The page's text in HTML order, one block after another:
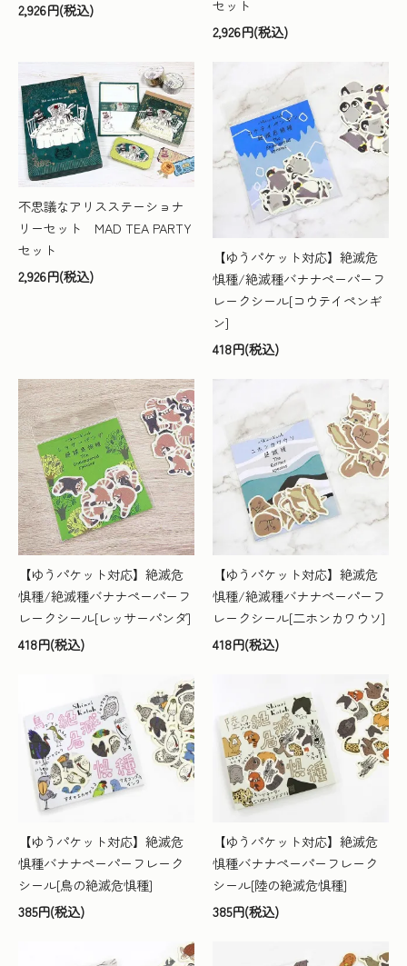
2,926円(税込)
セット
2,926円(税込)
不思議なアリスステーショナ
リーセット MAD TEA PARTY
セット
2,926円(税込)
【ゆうパケット対応】絶滅危
惧種/絶滅種バナナペーパーフ
レークシール[コウテイペンギ
ン]
418円(税込)
【ゆうパケット対応】絶滅危
惧種/絶滅種バナナペーパーフ
レークシール[レッサーパンダ]
418円(税込)
【ゆうパケット対応】絶滅危
惧種/絶滅種バナナペーパーフ
レークシール[二ホンカワウソ]
418円(税込)
【ゆうパケット対応】絶滅危
惧種バナナペーパーフレーク
シール[鳥の絶滅危惧種]
385円(税込)
【ゆうパケット対応】絶滅危
惧種バナナペーパーフレーク
シール[陸の絶滅危惧種]
385円(税込)